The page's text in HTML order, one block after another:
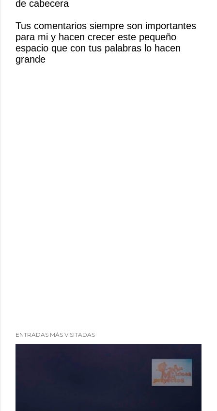
a
u
n
c
o
de cabecera
Tus comentarios siempre son importantes
para mi y hacen crecer este pequeño
espacio que con tus palabras lo hacen
grande
ENTRADAS MÁS VISITADAS